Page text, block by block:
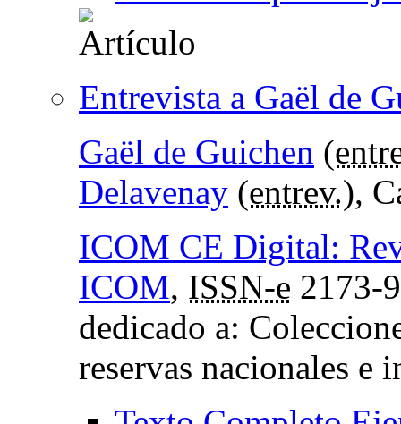
Entrevista a Gaël de
Gaël de Guichen (
Delavenay (entrev.),
ICOM CE Digital:
ICOM, ISSN-e 2173-
dedicado a:
reservas nacionales e